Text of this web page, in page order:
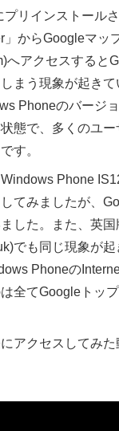
リインストール
」からGoogleマッ
へアクセスすると
まう現象が起きて
Phoneのバージ
態で、多くのユ
す。
Phone
てみましたが、
した。また、英
でも同じ現象が起
Phoneの
全てGoogleトッ
アクセスしてみ